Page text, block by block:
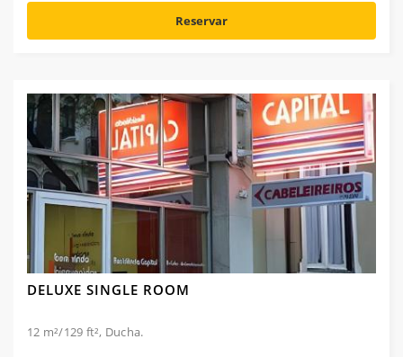
Reservar
DELUXE SINGLE ROOM
12 m²/129 ft², Ducha.